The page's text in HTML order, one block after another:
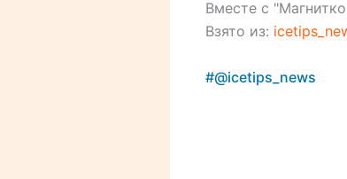
Вместе с
Взято из:
#@icetips_news